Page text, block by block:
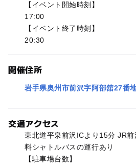
【イベント開始時刻】
17:00
【イベント終了時刻】
20:30
開催住所
岩手県奥州市前沢字阿部舘27番
交通アクセス
東北道平泉前沢ICより15分 JR
料シャトルバスの運行あり
【駐車場台数】